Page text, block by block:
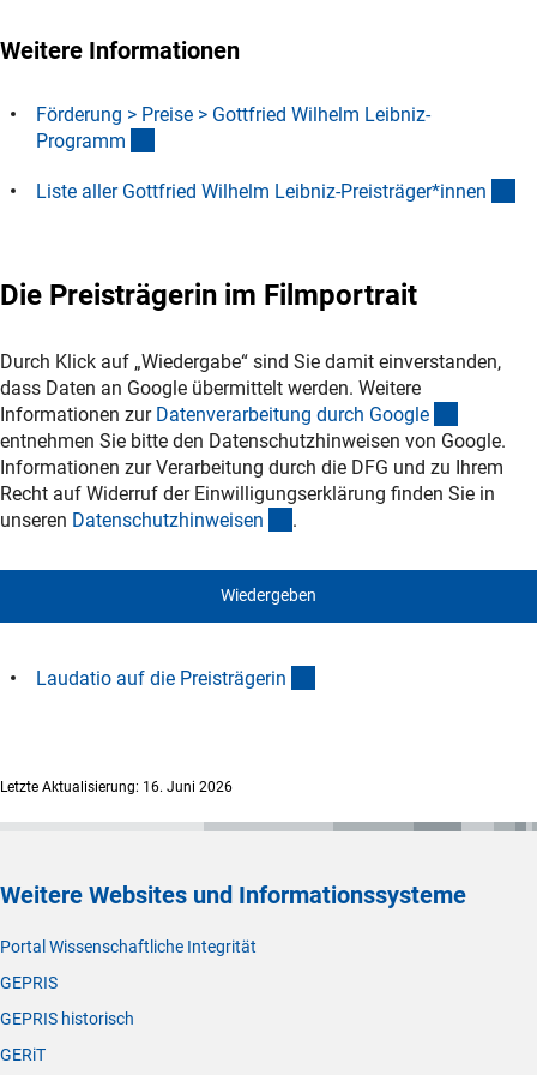
Weitere Informationen
Förderung > Preise > Gottfried Wilhelm Leibniz-
Programm
Liste aller Gottfried Wilhelm Leibniz-Preisträger*innen
Die Preisträgerin im Filmportrait
Durch Klick auf „Wiedergabe“ sind Sie damit einverstanden,
dass Daten an Google übermittelt werden. Weitere
Informationen zur Datenverarbeitung durch Googl e
entnehmen Sie bitte den Datenschutzhinweisen von Google.
Informationen zur Verarbeitung durch die DFG und zu Ihrem
Recht auf Widerruf der Einwilligungserklärung finden Sie in
unseren Datenschutzhinweisen (interner Link)
.
Wiedergeben
Laudatio auf die Preisträgerin
Letzte Aktualisierung: 16. Juni 2026
Weitere Websites und Informationssysteme
Portal Wissenschaftliche Integrität
GEPRIS
GEPRIS historisch
GERiT